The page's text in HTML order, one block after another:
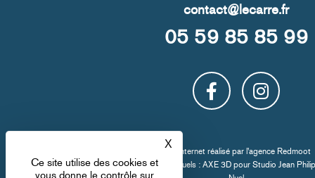
Ce site utilise des cookies et
vous donne le contrôle sur
X
05 59 85 85 99
Site internet réalisé par l'agence Redmoot
Crédit visuels : AXE 3D pour Studio Jean